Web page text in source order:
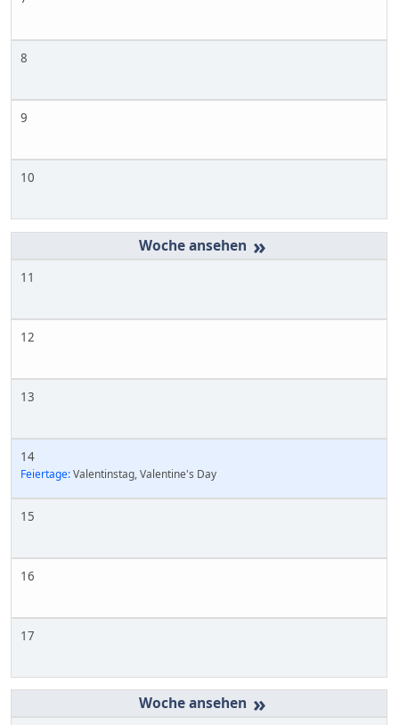
8
9
10
»
11
12
13
14
Feiertage:Valentinstag, Valentine's Day
15
16
17
»